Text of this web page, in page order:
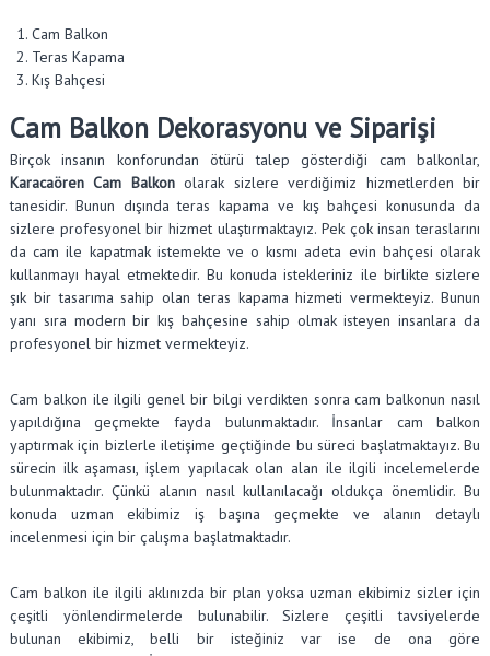
Cam Balkon
Teras Kapama
Kış Bahçesi
Cam Balkon Dekorasyonu ve Siparişi
Birçok insanın konforundan ötürü talep gösterdiği cam balkonlar,
Karacaören Cam Balkonolarak sizlere verdiğimiz hizmetlerden bir
tanesidir. Bunun dışında teras kapama ve kış bahçesi konusunda da
sizlere profesyonel bir hizmet ulaştırmaktayız. Pek çok insan teraslarını
da cam ile kapatmak istemekte ve o kısmı adeta evin bahçesi olarak
kullanmayı hayal etmektedir. Bu konuda istekleriniz ile birlikte sizlere
şık bir tasarıma sahip olan teras kapama hizmeti vermekteyiz. Bunun
yanı sıra modern bir kış bahçesine sahip olmak isteyen insanlara da
profesyonel bir hizmet vermekteyiz.
Cam balkon ile ilgili genel bir bilgi verdikten sonra cam balkonun nasıl
yapıldığına geçmekte fayda bulunmaktadır. İnsanlar cam balkon
yaptırmak için bizlerle iletişime geçtiğinde bu süreci başlatmaktayız. Bu
sürecin ilk aşaması, işlem yapılacak olan alan ile ilgili incelemelerde
bulunmaktadır. Çünkü alanın nasıl kullanılacağı oldukça önemlidir. Bu
konuda uzman ekibimiz iş başına geçmekte ve alanın detaylı
incelenmesi için bir çalışma başlatmaktadır.
Cam balkon ile ilgili aklınızda bir plan yoksa uzman ekibimiz sizler için
çeşitli yönlendirmelerde bulunabilir. Sizlere çeşitli tavsiyelerde
bulunan ekibimiz, belli bir isteğiniz var ise de ona göre